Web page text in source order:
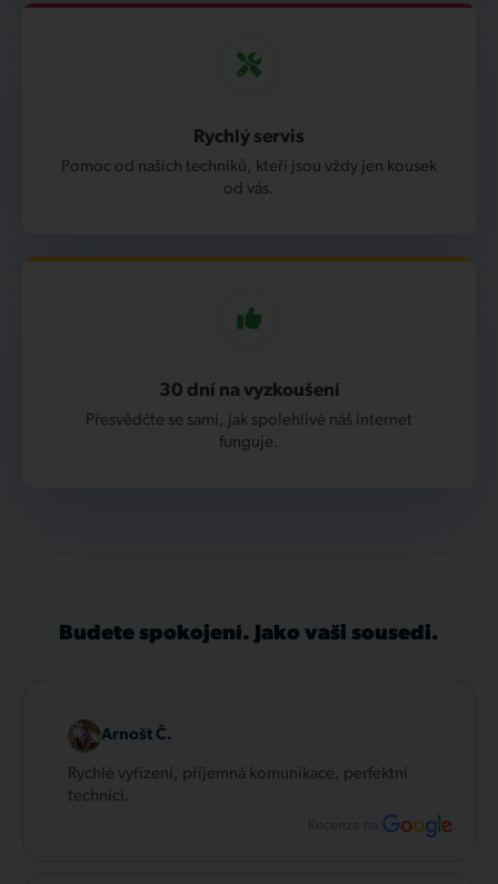
Rychlý servis
Pomoc od našich techniků, kteří jsou vždy jen kousek
od vás.
30 dní na vyzkoušení
Přesvědčte se sami, jak spolehlivě náš internet
funguje.
Budete spokojení. Jako vaši sousedi.
Arnošt Č.
Rychlé vyřízení, příjemná komunikace, perfektní
technici.
Recenze na: